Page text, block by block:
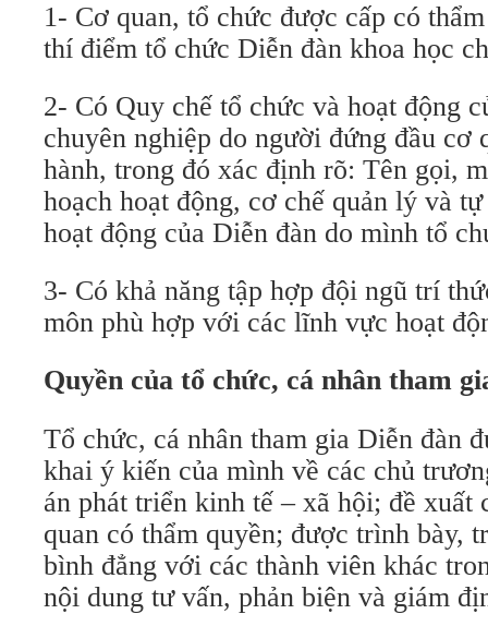
1- Cơ quan, tổ chức được cấp có
thí điểm tổ chức Diễn đàn khoa học
2- Có Quy chế tổ chức và hoạt động
chuyên nghiệp do người đứng đầu cơ
hành, trong đó xác định rõ: Tên gọi,
hoạch hoạt động, cơ chế quản lý và
hoạt động của Diễn đàn do mình tổ
3- Có khả năng tập hợp đội ngũ trí
môn phù hợp với các lĩnh vực hoạt
Quyền của tổ chức, cá nhân tham
Tổ chức, cá nhân tham gia Diễn đàn
khai ý kiến của mình về các chủ
án phát triển kinh tế – xã hội; đề
quan có thẩm quyền; được trình bày,
bình đẳng với các thành viên khác
nội dung tư vấn, phản biện và giám